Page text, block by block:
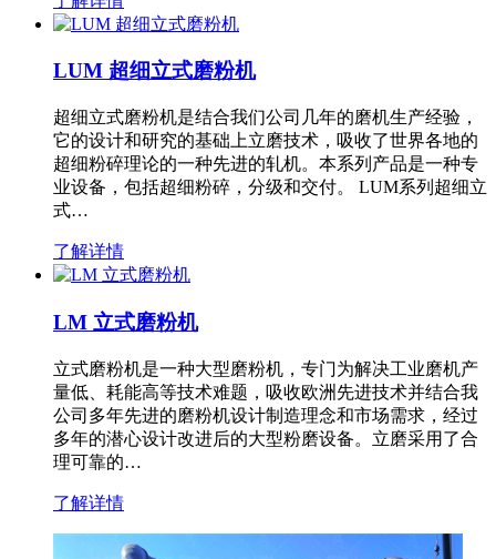
LUM 超细立式磨粉机
超细立式磨粉机是结合我们公司几年的磨机生产经验，
它的设计和研究的基础上立磨技术，吸收了世界各地的
超细粉碎理论的一种先进的轧机。本系列产品是一种专
业设备，包括超细粉碎，分级和交付。 LUM系列超细立
式…
了解详情
LM 立式磨粉机
立式磨粉机是一种大型磨粉机，专门为解决工业磨机产
量低、耗能高等技术难题，吸收欧洲先进技术并结合我
公司多年先进的磨粉机设计制造理念和市场需求，经过
多年的潜心设计改进后的大型粉磨设备。立磨采用了合
理可靠的…
了解详情